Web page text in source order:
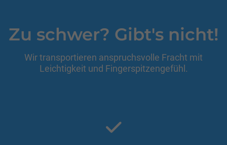
Einleitung
Zu schwer? Gibt's nicht!
Wir transportieren anspruchsvolle Fracht mit
Leichtigkeit und Fingerspitzengefühl.